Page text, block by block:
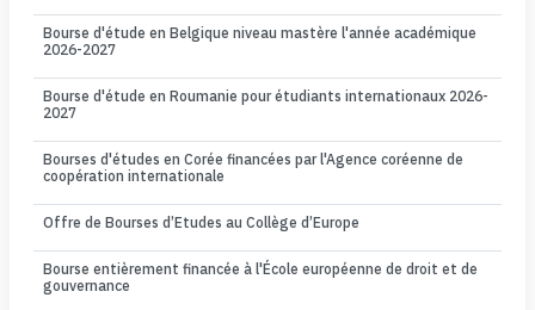
Bourse d'étude en Belgique niveau mastère l'année académique
2026-2027
Bourse d'étude en Roumanie pour étudiants internationaux 2026-
2027
Bourses d'études en Corée financées par l'Agence coréenne de
coopération internationale
Offre de Bourses d’Etudes au Collège d’Europe
Bourse entièrement financée à l'École européenne de droit et de
gouvernance